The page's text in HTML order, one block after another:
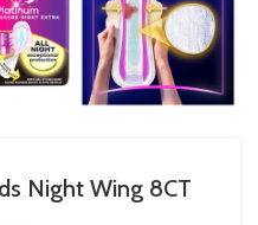
Night Wing 8CT